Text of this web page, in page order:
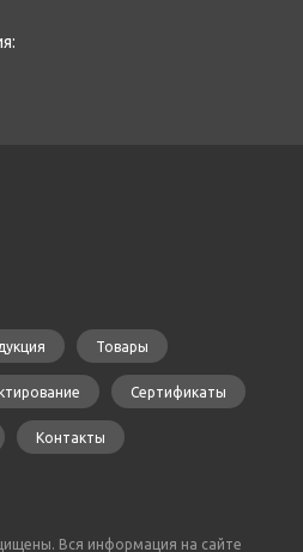
Товары
Сертификаты
Контакты
Вся информация на сайте